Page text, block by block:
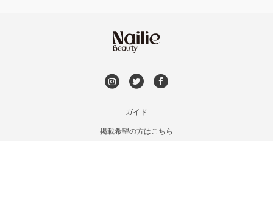
ガイド
掲載希望の方はこちら